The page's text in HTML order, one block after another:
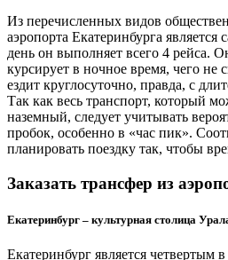
Из перечисленных видов
аэропорта Екатеринбурга
день он выполняет всего 4 рейса.
курсирует в ночное время, чего не
ездит круглосуточно, правда, с
Так как весь транспорт, который
наземный, следует учитывать
пробок, особенно в «час пик».
планировать поездку так, чтобы
Заказать трансфер из
Екатеринбург – культурная столица
Екатеринбург является четвертым